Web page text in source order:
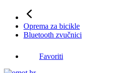
Oprema za bicikle
Bluetooth zvučnici
Favoriti